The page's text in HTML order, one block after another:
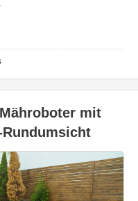
mit